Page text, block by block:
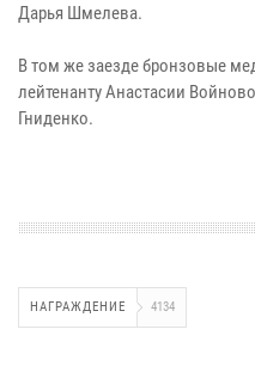
Дарья Шмелева.
В том же заезде бронзовые
лейтенанту Анастасии
Гниденко.
НАГРАЖДЕНИЕ 4134